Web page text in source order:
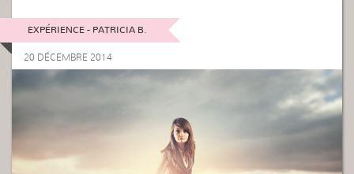
EXPÉRIENCE - PATRICIA B.
20 DÉCEMBRE 2014